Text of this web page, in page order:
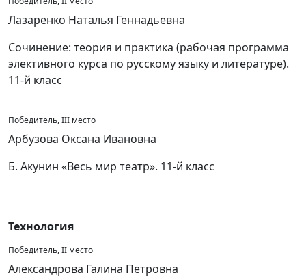
Лазаренко Наталья Геннадьевна
Сочинение: теория и практика (рабочая программа
элективного курса по русскому языку и литературе).
11-й класс
Победитель, III место
Арбузова Оксана Ивановна
Б. Акунин «Весь мир театр». 11-й класс
Технология
Победитель, II место
Александрова Галина Петровна